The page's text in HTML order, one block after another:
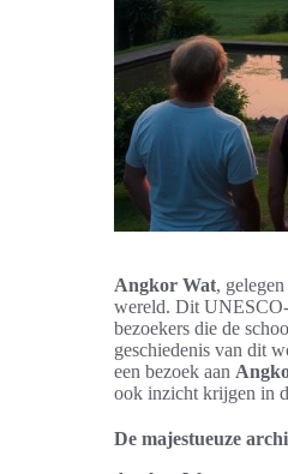
Angkor Wat,
wereld. Dit
bezoekers die de
geschiedenis van dit
een bezoek aan
ook inzicht krijgen in
De majestueuze